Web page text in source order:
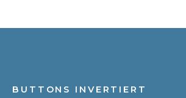
BUTTONS INVERTIERT